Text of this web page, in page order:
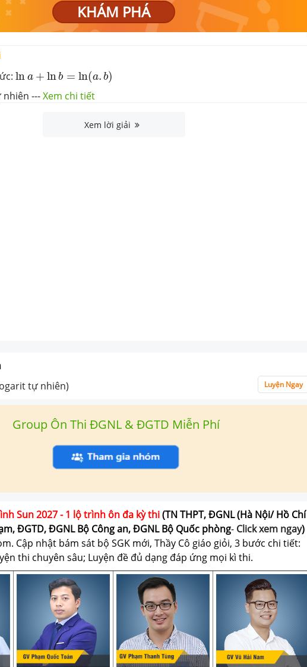
KHÁM PHÁ
ln a + lnb = ln(a. b)
ln a+ lnb = a.b)
nhiên ---Xem chi tiết
Xem lời giải
tự nhiên)
Luyện Ngay
Group Ôn Thi ĐGNL & ĐGTD Miễn Phí
Sun 2027 - 1 lộ trình ôn đa kỳ thi(TN THPT, ĐGNL (Hà Nội/ Hồ Chí
ĐGTD, ĐGNL Bộ Công an, ĐGNL Bộ Quốc phòng- Click xem ngay)
Cập nhật bám sát bộ SGK mới, Thầy Cô giáo giỏi, 3 bước chi tiết:
thi chuyên sâu; Luyện đề đủ dạng đáp ứng mọi kì thi.